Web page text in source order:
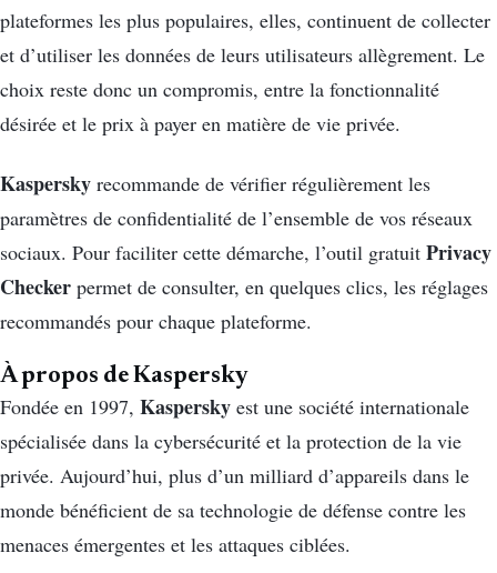
plateformes les plus populaires, elles, continuent de collecter
et d’utiliser les données de leurs utilisateurs allègrement. Le
choix reste donc un compromis, entre la fonctionnalité
désirée et le prix à payer en matière de vie privée.
Kaspersky recommande de vérifier régulièrement les
paramètres de confidentialité de l’ensemble de vos réseaux
sociaux. Pour faciliter cette démarche, l’outil gratuit Privacy
Checker permet de consulter, en quelques clics, les réglages
recommandés pour chaque plateforme.
À propos de Kaspersky
Fondée en 1997, Kaspersky est une société internationale
spécialisée dans la cybersécurité et la protection de la vie
privée. Aujourd’hui, plus d’un milliard d’appareils dans le
monde bénéficient de sa technologie de défense contre les
menaces émergentes et les attaques ciblées.